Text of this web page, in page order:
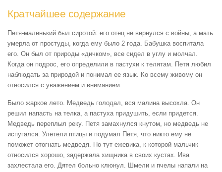
Кратчайшее содержание
Петя-маленький был сиротой: его отец не вернулся с войны, а мать
умерла от простуды, когда ему было 2 года. Бабушка воспитала
его. Он был от природы «дичком», все сидел в углу и молчал.
Когда он подрос, его определили в пастухи к телятам. Петя любил
наблюдать за природой и понимал ее язык. Ко всему живому он
относился с уважением и вниманием.
Было жаркое лето. Медведь голодал, вся малина высохла. Он
решил напасть на телка, а пастуха придушить, если придется.
Медведь переплыл реку. Петя замахнулся кнутом, но медведь не
испугался. Улетели птицы и подумал Петя, что никто ему не
поможет отогнать медведя. Но тут ежевика, к которой мальчик
относился хорошо, задержала хищника в своих кустах. Ива
захлестала его. Дятел больно клюнул. Шмели и пчелы напали на